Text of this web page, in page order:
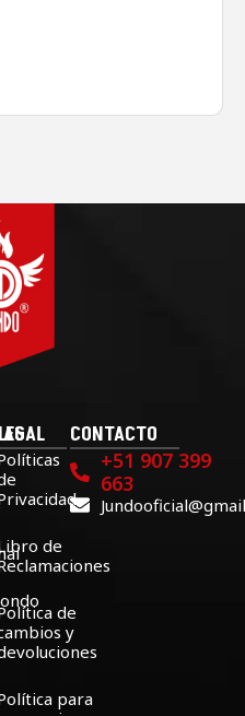
de
de
y
para
CONTACTO
+51 907 399
663